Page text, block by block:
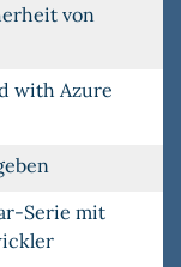
von
with Azure
Serie mit